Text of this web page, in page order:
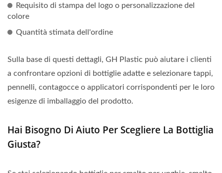
Requisito di stampa del logo o personalizzazione del
colore
Quantità stimata dell'ordine
Sulla base di questi dettagli, GH Plastic può aiutare i clienti
a confrontare opzioni di bottiglie adatte e selezionare tappi,
pennelli, contagocce o applicatori corrispondenti per le loro
esigenze di imballaggio del prodotto.
Hai Bisogno Di Aiuto Per Scegliere La Bottiglia
Giusta?